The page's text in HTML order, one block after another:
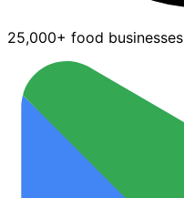
25,000+ food businesses